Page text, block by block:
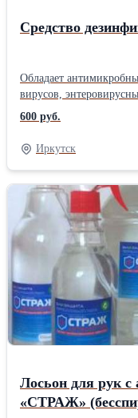
Средство
Обладает
вирусов,
энтеральных и
гриппа и др. ОРВИ,
аденовирусной и др.
дерматофитов.
согласно инструкции.
Россия.Форма выпуска:
600 руб.
Иркутск
Лосьон для рук
«СТРАЖ»